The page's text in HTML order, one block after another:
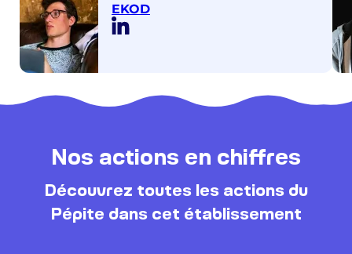
EKOD
Nos actions en chiffres
Découvrez toutes les actions du
Pépite dans cet établissement